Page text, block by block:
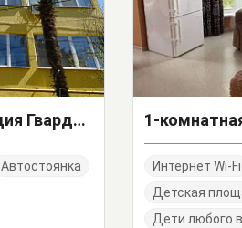
Квартира-студия Гвардейская 12 кв 8
Автостоянка
Интернет Wi-Fi
Детская
Дети любого